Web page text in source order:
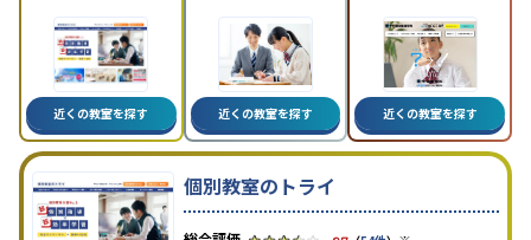
近くの教室を探す 近くの教室を探す 近くの教室を探す
個別教室のトライ